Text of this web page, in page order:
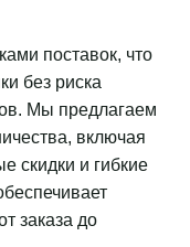
поставок, что
без риска
Мы предлагаем
включая
скидки и гибкие
заказа до